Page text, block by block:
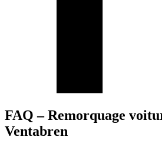
FAQ – Remorquage
Ventabren